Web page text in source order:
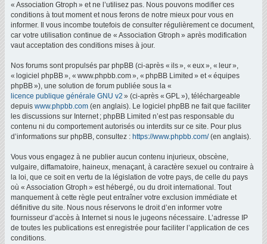
« Association Gtroph » et ne l’utilisez pas. Nous pouvons modifier ces
conditions à tout moment et nous ferons de notre mieux pour vous en
informer. Il vous incombe toutefois de consulter régulièrement ce document,
car votre utilisation continue de « Association Gtroph » après modification
vaut acceptation des conditions mises à jour.
Nos forums sont propulsés par phpBB (ci-après « ils », « eux », « leur »,
« logiciel phpBB », « www.phpbb.com », « phpBB Limited » et « équipes
phpBB »), une solution de forum publiée sous la «
licence publique générale GNU v2 » (ci-après « GPL »), téléchargeable
depuis www.phpbb.com (en anglais). Le logiciel phpBB ne fait que faciliter
les discussions sur Internet ; phpBB Limited n’est pas responsable du
contenu ni du comportement autorisés ou interdits sur ce site. Pour plus
d’informations sur phpBB, consultez : https://www.phpbb.com/(en anglais).
Vous vous engagez à ne publier aucun contenu injurieux, obscène,
vulgaire, diffamatoire, haineux, menaçant, à caractère sexuel ou contraire à
la loi, que ce soit en vertu de la législation de votre pays, de celle du pays
où « Association Gtroph » est hébergé, ou du droit international. Tout
manquement à cette règle peut entraîner votre exclusion immédiate et
définitive du site. Nous nous réservons le droit d’en informer votre
fournisseur d’accès à Internet si nous le jugeons nécessaire. L’adresse IP
de toutes les publications est enregistrée pour faciliter l’application de ces
conditions.